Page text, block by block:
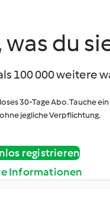
du
100 000 weitere
30-Tage Abo. Tauche
jegliche Verpflichtung.
registrieren
Informationen